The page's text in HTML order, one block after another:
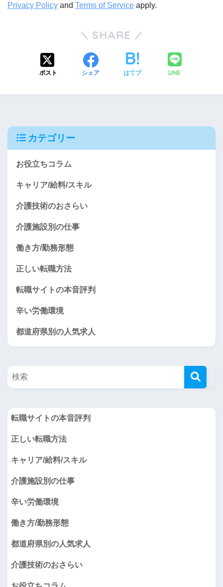
Privacy Policy and Terms of Service apply.
SHARE
ポスト シェア はてブ LINE
カテゴリー
お役立ちコラム
キャリア/給料/スキル
介護技術のおさらい
介護施設別の仕事
働き方/勤務形態
正しい転職方法
転職サイトの本音評判
辛い労働環境
都道府県別の人気求人
転職サイトの本音評判
正しい転職方法
キャリア/給料/スキル
介護施設別の仕事
辛い労働環境
働き方/勤務形態
都道府県別の人気求人
介護技術のおさらい